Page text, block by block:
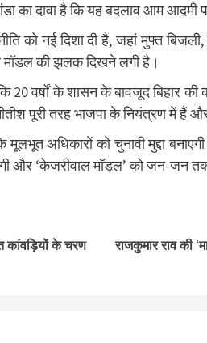
का दावा है कि यह बदलाव आम आदमी
को नई दिशा दी है, जहां मुफ्त
मॉडल की झलक दिखने लगी है।
20 वर्षों के शासन के बावजूद बिहार
पूरी तरह भाजपा के नियंत्रण में हैं
मूलभूत अधिकारों को चुनावी मुद्दा
और ‘केजरीवाल मॉडल’ को जन-जन
कांवड़ियों के चरण
राजकुमार राव की